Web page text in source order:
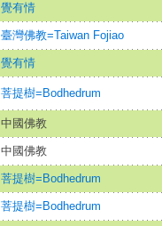
覺有情
臺灣佛教=Taiwan Fojiao
覺有情
菩提樹=Bodhedrum
中國佛教
中國佛教
菩提樹=Bodhedrum
菩提樹=Bodhedrum